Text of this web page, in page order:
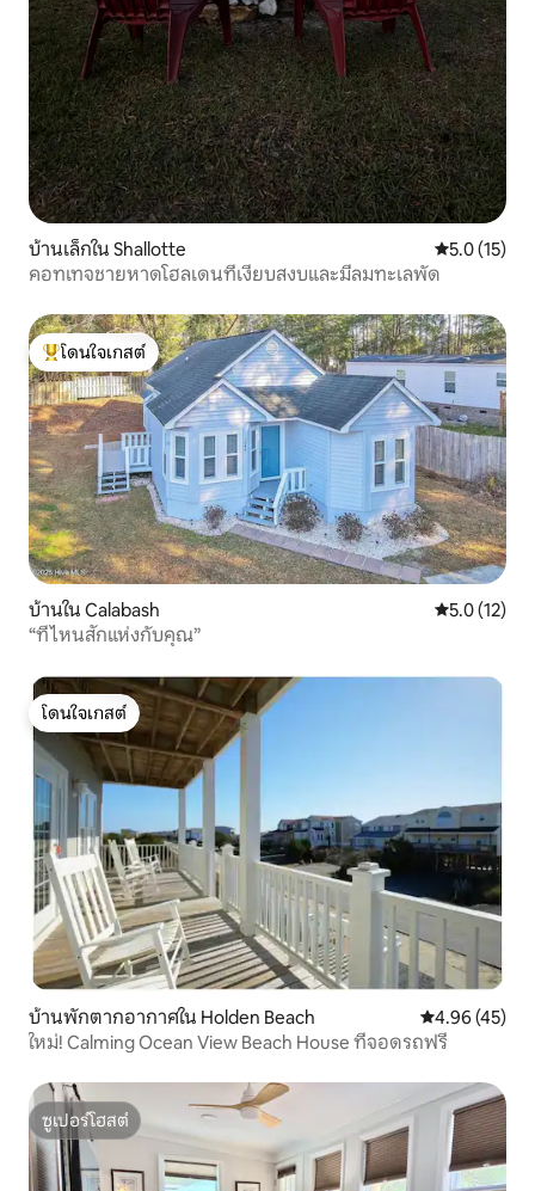
บ้านเล็กใน Shallotte คะแนนเฉลี่ย
5.0 (15)
คอทเทจชายหาดโฮลเดนที่เงียบสงบและมีลมทะเลพัด
โดนใจเกสต์ที่สุด
โดนใจเกสต์
บ้านใน Calabash คะแนนเฉลี่ย
5.0 (12)
“ที่ไหนสักแห่งกับคุณ”
โดนใจเกสต์
โดนใจเกสต์
บ้านพักตากอากาศใน Holden Beach คะแนนเฉลี่ย
4.96 (45)
ใหม่! Calming Ocean View Beach House ที่จอดรถฟรี
ซูเปอร์โฮสต์
ซูเปอร์โฮสต์